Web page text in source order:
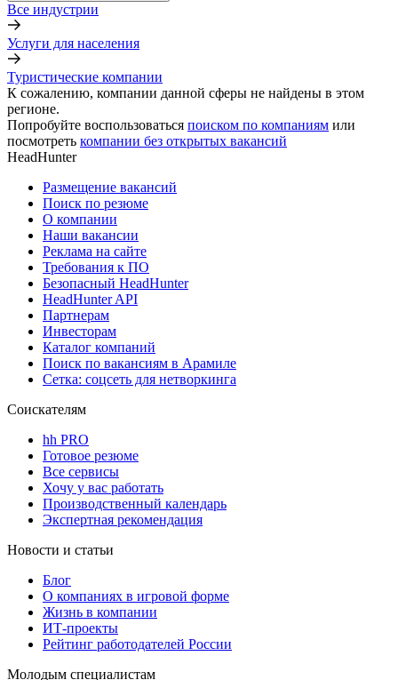
Все индустрии
Услуги для населения
Туристические компании
К сожалению, компании данной сферы не найдены в этом
регионе.
Попробуйте воспользоваться поиском по компаниям или
посмотреть компании без открытых вакансий
HeadHunter
Размещение вакансий
Поиск по резюме
О компании
Наши вакансии
Реклама на сайте
Требования к ПО
Безопасный HeadHunter
HeadHunter API
Партнерам
Инвесторам
Каталог компаний
Поиск по вакансиям в Арамиле
Сетка: соцсеть для нетворкинга
Соискателям
hh PRO
Готовое резюме
Все сервисы
Хочу у вас работать
Производственный календарь
Экспертная рекомендация
Новости и статьи
Блог
О компаниях в игровой форме
Жизнь в компании
ИТ-проекты
Рейтинг работодателей России
Молодым специалистам